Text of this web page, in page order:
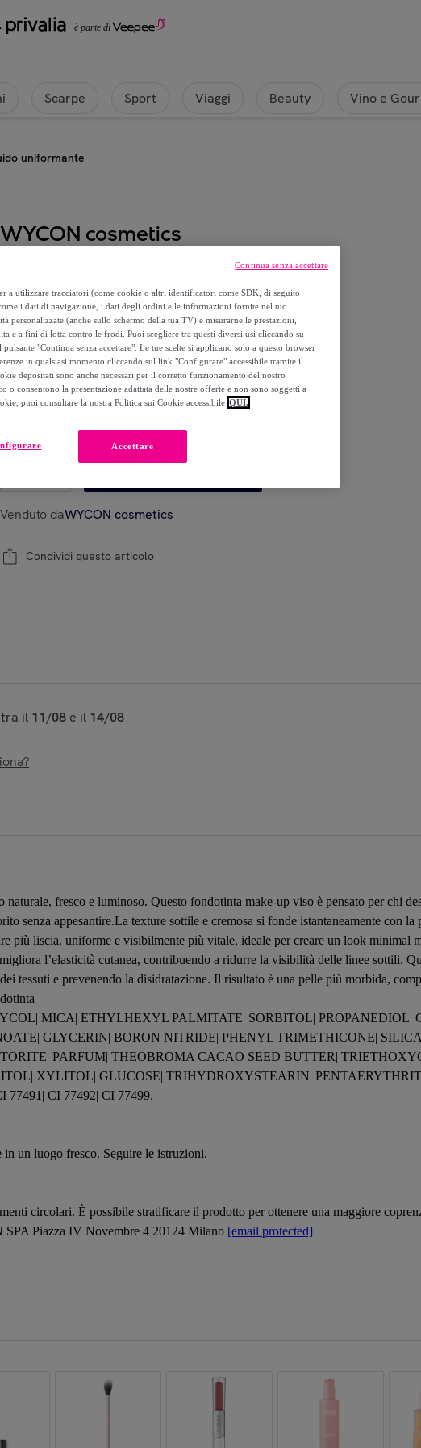
Scarpe Sport Viaggi Beauty Vino e
uniformante
WYCON cosmetics
CUDDLE SKIN Fondotinta fluido uniformante
4,90 €
22,90 €
-78%
Venduto daWYCON cosmetics
Condividi questo articolo
tra il 11/08 e il 14/08
fresco e luminoso. Questo fondotinta make-up viso è pensato per chi
senza appesantire.La texture sottile e cremosa si fonde istantaneamente con la
più liscia, uniforme e visibilmente più vitale, ideale per creare un look minimal
l’elasticità cutanea, contribuendo a ridurre la visibilità delle linee sottili.
tessuti e prevenendo la disidratazione. Il risultato è una pelle più morbida,
MICA| ETHYLHEXYL PALMITATE| SORBITOL| PROPANEDIOL|
GLYCERIN| BORON NITRIDE| PHENYL TRIMETHICONE|
PARFUM| THEOBROMA CACAO SEED BUTTER|
XYLITOL| GLUCOSE| TRIHYDROXYSTEARIN|
CI 77492| CI 77499.
un luogo fresco. Seguire le istruzioni.
circolari. È possibile stratificare il prodotto per ottenere una maggiore
Piazza IV Novembre 4 20124 Milano [email protected]
a utilizzare tracciatori (come cookie o altri identificatori come SDK, di seguito
i dati di navigazione, i dati degli ordini e le informazioni fornite nel tuo
(anche sullo schermo della tua TV) e misurarne le prestazioni,
e a fini di lotta contro le frodi. Puoi scegliere tra questi diversi usi cliccando su
"Continua senza accettare". Le tue scelte si applicano solo a questo browser
in qualsiasi momento cliccando sul link "Configurare" accessibile tramite il
depositati sono anche necessari per il corretto funzionamento del nostro
consentono la presentazione adattata delle nostre offerte e non sono soggetti a
puoi consultare la nostra Politica sui Cookie accessibile QUI.
Accettare
Continua senza accettare